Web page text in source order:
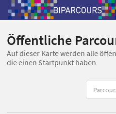
Öffentliche
Auf dieser Karte werden alle
die einen Startpunkt haben